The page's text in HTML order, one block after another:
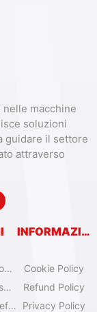
macchine
soluzioni
guidare il settore
attraverso
Sistema di controllo remoto
Sistema di Espansione
Sistema di Refrigerazione
INFORMAZIONI
Cookie Policy
Refund Policy
Privacy Policy